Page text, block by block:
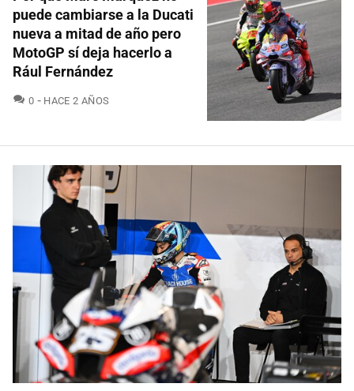
puede cambiarse a la Ducati
nueva a mitad de año pero
MotoGP sí deja hacerlo a
Rául Fernández
0 COMENTARIOS
HACE 2 AÑOS